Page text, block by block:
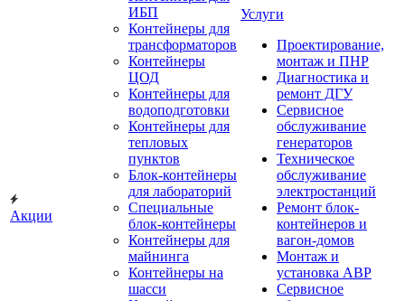
Акции
ИБП
Контейнеры для
трансформаторов
Контейнеры
ЦОД
Контейнеры для
водоподготовки
Контейнеры для
тепловых
пунктов
Блок-контейнеры
для лабораторий
Специальные
блок-контейнеры
Контейнеры для
майнинга
Контейнеры на
шасси
Услуги
Проектирование,
монтаж и ПНР
Диагностика и
ремонт ДГУ
Сервисное
обслуживание
генераторов
Техническое
обслуживание
электростанций
Ремонт блок-
контейнеров и
вагон-домов
Монтаж и
установка АВР
Сервисное